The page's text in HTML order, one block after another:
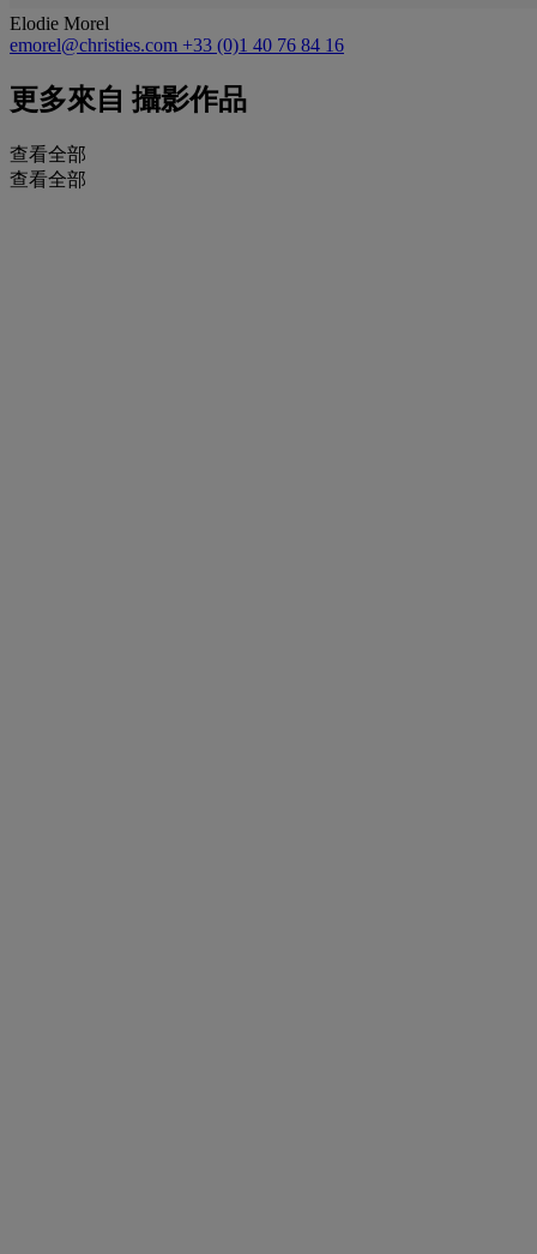
Elodie Morel
emorel@christies.com +33 (0)1 40 76 84 16
更多來自 攝影作品
查看全部
查看全部